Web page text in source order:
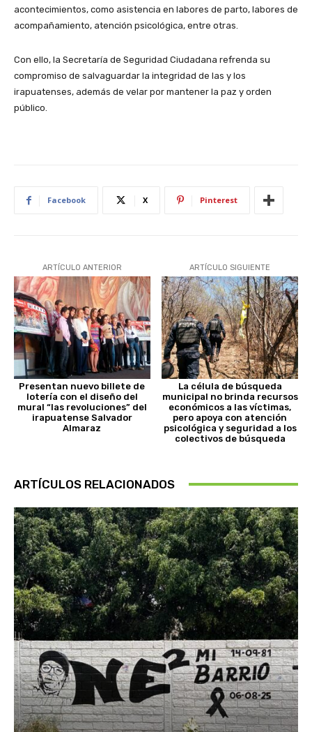
acontecimientos, como asistencia en labores de parto, labores de
acompañamiento, atención psicológica, entre otras.
Con ello, la Secretaría de Seguridad Ciudadana refrenda su
compromiso de salvaguardar la integridad de las y los
irapuatenses, además de velar por mantener la paz y orden
público.
Facebook X Pinterest
ARTÍCULO ANTERIOR
Presentan nuevo billete de
lotería con el diseño del
mural “las revoluciones” del
irapuatense Salvador
Almaraz
ARTÍCULO SIGUIENTE
La célula de búsqueda
municipal no brinda recursos
económicos a las víctimas,
pero apoya con atención
psicológica y seguridad a los
colectivos de búsqueda
ARTÍCULOS RELACIONADOS